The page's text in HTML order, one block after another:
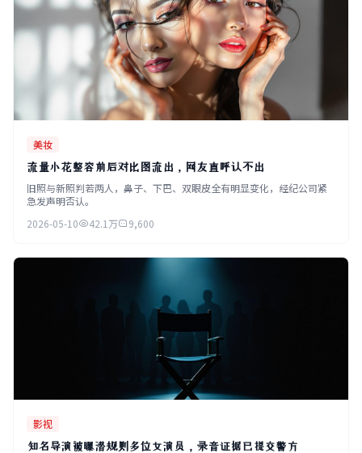
美妆
流量小花整容前后对比图流出，网友直呼认不出
旧照与新照判若两人，鼻子、下巴、双眼皮全有明显变化，经纪公司紧
急发声明否认。
2026-05-10
42.1万 9,600
影视
知名导演被曝潜规则多位女演员，录音证据已提交警方